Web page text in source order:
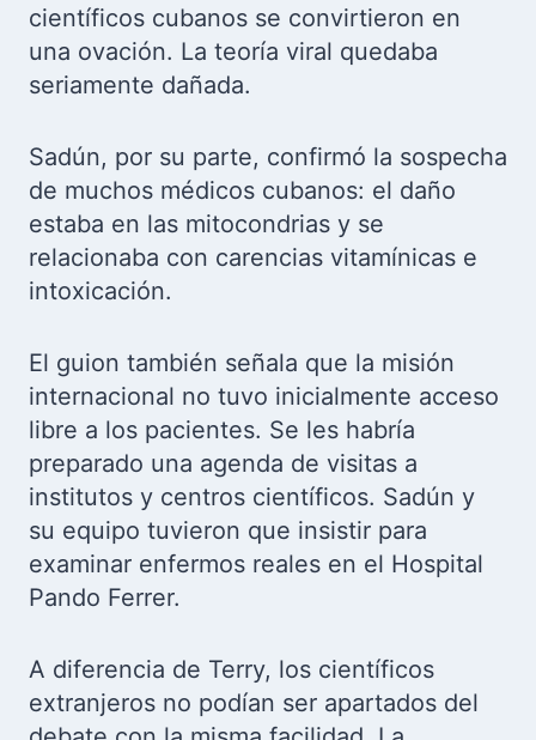
científicos cubanos se convirtieron en
una ovación. La teoría viral quedaba
seriamente dañada.
Sadún, por su parte, confirmó la sospecha
de muchos médicos cubanos: el daño
estaba en las mitocondrias y se
relacionaba con carencias vitamínicas e
intoxicación.
El guion también señala que la misión
internacional no tuvo inicialmente acceso
libre a los pacientes. Se les habría
preparado una agenda de visitas a
institutos y centros científicos. Sadún y
su equipo tuvieron que insistir para
examinar enfermos reales en el Hospital
Pando Ferrer.
A diferencia de Terry, los científicos
extranjeros no podían ser apartados del